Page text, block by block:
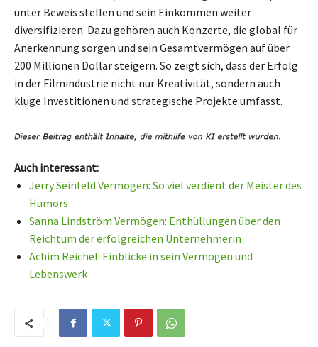
unter Beweis stellen und sein Einkommen weiter
diversifizieren. Dazu gehören auch Konzerte, die global für
Anerkennung sorgen und sein Gesamtvermögen auf über
200 Millionen Dollar steigern. So zeigt sich, dass der Erfolg
in der Filmindustrie nicht nur Kreativität, sondern auch
kluge Investitionen und strategische Projekte umfasst.
Auch interessant:
Jerry Seinfeld Vermögen: So viel verdient der Meister des
Humors
Sanna Lindström Vermögen: Enthüllungen über den
Reichtum der erfolgreichen Unternehmerin
Achim Reichel: Einblicke in sein Vermögen und
Lebenswerk